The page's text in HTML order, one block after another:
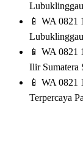
📱 WA 0821
📱 WA 0821
Ilir Sumatera
📱 WA 0821
Terpercaya